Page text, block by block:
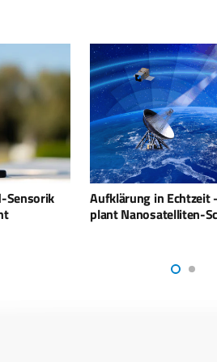
Aufklärung in Echtzeit – Israel
plant Nanosatelliten-Schwärme